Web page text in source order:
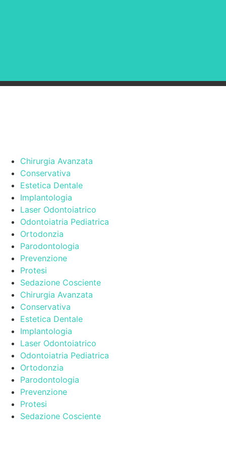
Chirurgia Avanzata
Conservativa
Estetica Dentale
Implantologia
Laser Odontoiatrico
Odontoiatria Pediatrica
Ortodonzia
Parodontologia
Prevenzione
Protesi
Sedazione Cosciente
Chirurgia Avanzata
Conservativa
Estetica Dentale
Implantologia
Laser Odontoiatrico
Odontoiatria Pediatrica
Ortodonzia
Parodontologia
Prevenzione
Protesi
Sedazione Cosciente